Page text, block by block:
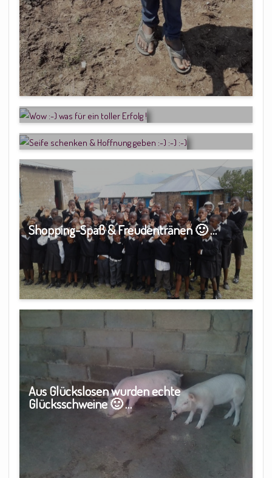
Wow 🙂 was für ein toller Erfolg !
Seife schenken & Hoffnung geben 🙂 🙂
🙂
Shopping-Spaß & Freudentränen 🙂 …
Aus Glückslosen wurden echte
Glücksschweine 🙂 …